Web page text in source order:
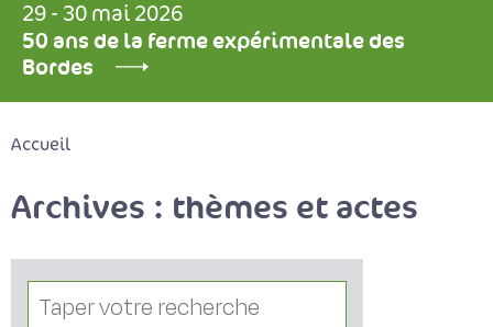
29 - 30 mai 2026
50 ans de la ferme expérimentale des
Bordes
Accueil
Archives : thèmes et actes